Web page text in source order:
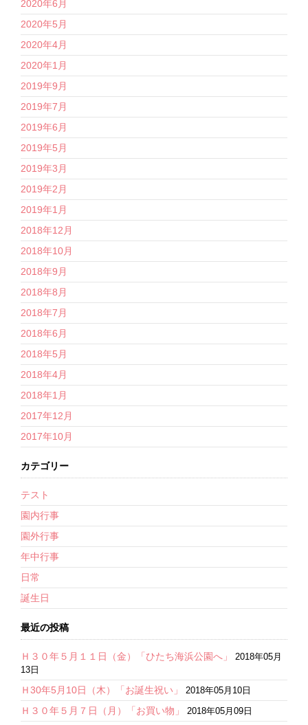
2020年6月
2020年5月
2020年4月
2020年1月
2019年9月
2019年7月
2019年6月
2019年5月
2019年3月
2019年2月
2019年1月
2018年12月
2018年10月
2018年9月
2018年8月
2018年7月
2018年6月
2018年5月
2018年4月
2018年1月
2017年12月
2017年10月
カテゴリー
テスト
園内行事
園外行事
年中行事
日常
誕生日
最近の投稿
Ｈ３０年５月１１日（金）「ひたち海浜公園へ」
2018年05月
13日
Ｈ30年5月10日（木）「お誕生祝い」 2018年05月10日
Ｈ３０年５月７日（月）「お買い物」 2018年05月09日